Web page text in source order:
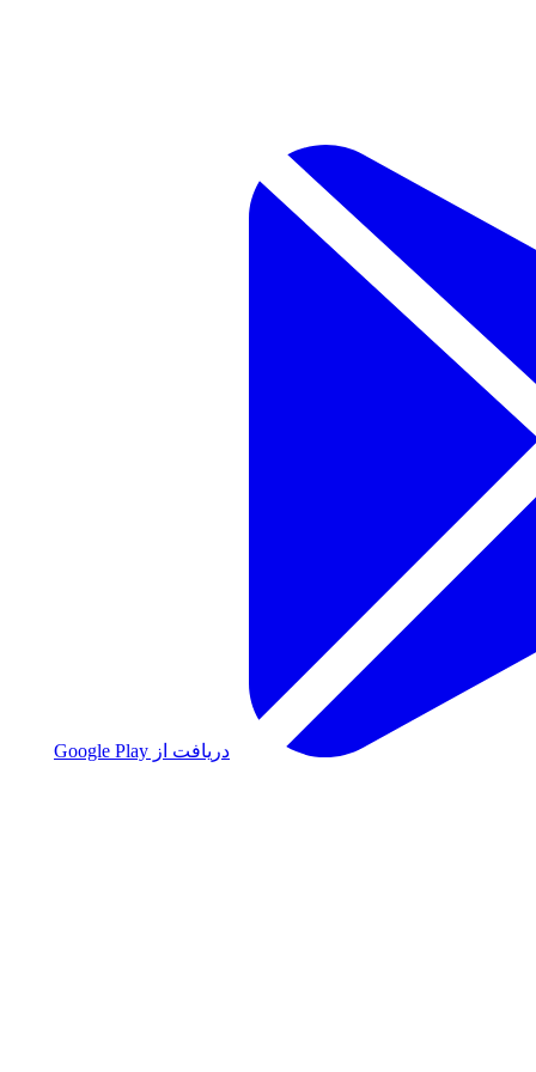
دریافت از Google Play